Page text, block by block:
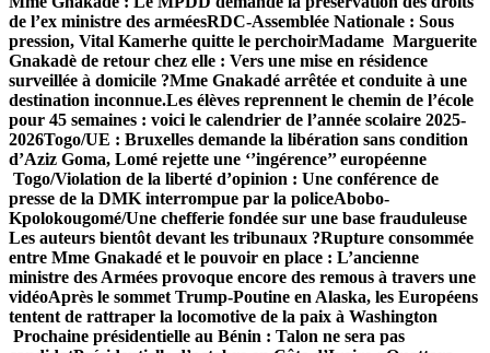
de l’ex ministre des arméesRDC-Assemblée Nationale : Sous
pression, Vital Kamerhe quitte le perchoirMadame Marguerite
Gnakadè de retour chez elle : Vers une mise en résidence
surveillée à domicile ?Mme Gnakadé arrêtée et conduite à une
destination inconnue.Les élèves reprennent le chemin de l’école
pour 45 semaines : voici le calendrier de l’année scolaire 2025-
2026Togo/UE : Bruxelles demande la libération sans condition
d’Aziz Goma, Lomé rejette une ‘’ingérence’’ européenne
Togo/Violation de la liberté d’opinion : Une conférence de
presse de la DMK interrompue par la policeAbobo-
Kpolokougomé/Une chefferie fondée sur une base frauduleuse
Les auteurs bientôt devant les tribunaux ?Rupture consommée
entre Mme Gnakadé et le pouvoir en place : L’ancienne
ministre des Armées provoque encore des remous à travers une
vidéoAprès le sommet Trump-Poutine en Alaska, les Européens
tentent de rattraper la locomotive de la paix à Washington
Prochaine présidentielle au Bénin : Talon ne sera pas